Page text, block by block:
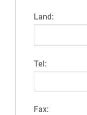
Land:
Tel:
Fax: